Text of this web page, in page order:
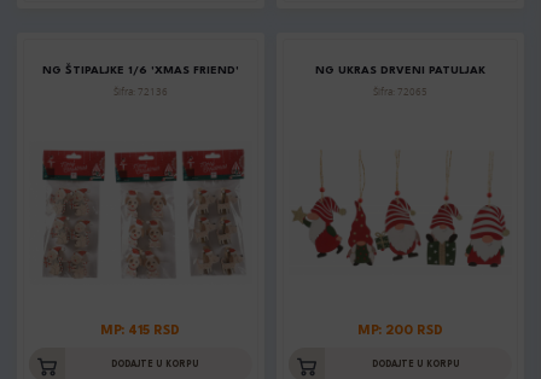
NG ŠTIPALJKE 1/6 'XMAS FRIEND'
Šifra: 72136
MP: 415 RSD
DODAJTE U KORPU
NG UKRAS DRVENI PATULJAK
Šifra: 72065
MP: 200 RSD
DODAJTE U KORPU